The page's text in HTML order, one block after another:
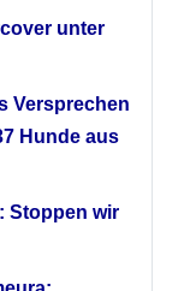
unter
Versprechen
Hunde aus
Stoppen wir